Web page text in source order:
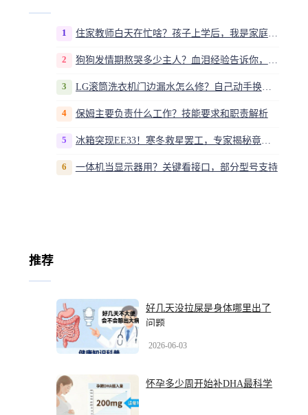
1 住家教师白天在忙啥？孩子上学后，我是家庭运营官
2
3 LG滚筒洗衣机门边漏水怎么修？自己动手换密封圈教程视频
4 保姆主要负责什么工作？技能要求和职责解析
5 冰箱突现EE33！寒冬救星罢工，专家揭秘竟是无解故障？
6 一体机当显示器用？关键看接口，部分型号支持
推荐
好几天没拉屎是身体哪里出了
问题
2026-06-03
怀孕多少周开始补DHA最科学